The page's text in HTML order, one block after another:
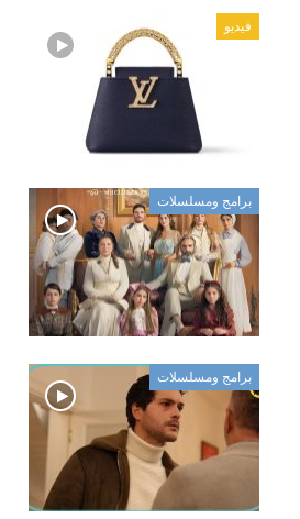
فيديو
برامج ومسلسلات
برامج ومسلسلات